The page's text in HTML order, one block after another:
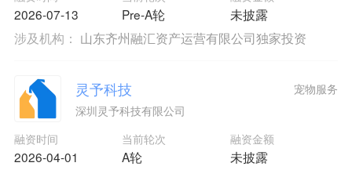
2026-07-13 Pre-A轮 未披露
涉及机构： 山东齐州融汇资产运营有限公司独家投资
灵予科技
深圳灵予科技有限公司
融资时间
2026-04-01
当前轮次
A轮
融资金额
未披露
宠物服务